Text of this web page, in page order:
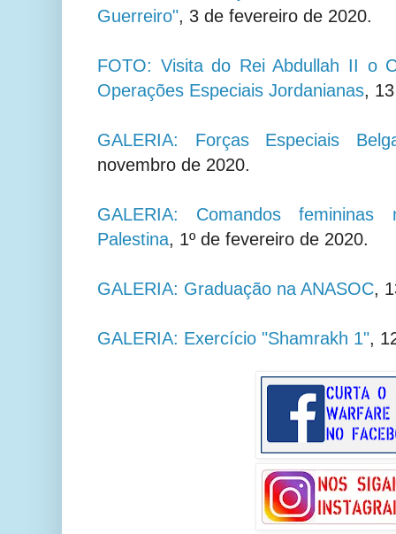
Guerreiro", 3 de fevereiro de 2020.
FOTO: Visita do Rei Abdullah II o
Operações Especiais Jordanianas,
GALERIA: Forças Especiais
novembro de 2020.
GALERIA: Comandos femininas
Palestina, 1º de fevereiro de 2020.
GALERIA: Graduação na ANASOC,
GALERIA: Exercício "Shamrakh 1",